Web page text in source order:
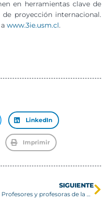
en herramientas clave de
proyección internacional.
www.3ie.usm.cl.
LinkedIn
Imprimir
SIGUIENTE
Profesores y profesoras de la USM se certifican en el Diplomado en Docencia Universitaria